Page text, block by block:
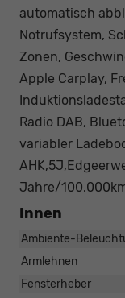
automatisch
Notrufsystem,
Zonen,
Apple Carplay,
Radio DAB,
variabler
Jahre/
Innen
Ambiente-
Armlehnen
Fensterheber